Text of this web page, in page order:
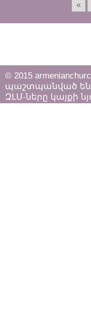
«
© 2015
պաշտպանված
ԶԼՄ-ները կայքի